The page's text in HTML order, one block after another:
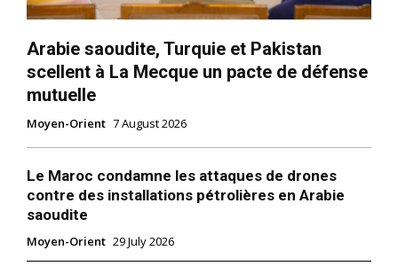
Related
Guerre contre l’Iran : Donald
sans conditions» du régime
6 March 2026
In "USA"
Iran : une explosion massive
blessés dans un port du sud
27 April 2025
Arabie saoudite, Turquie et Pakistan
scellent à La Mecque un pacte de défense
mutuelle
Moyen-Orient 7 August 2026
Le Maroc condamne les attaques de drones
contre des installations pétrolières en Arabie
saoudite
Moyen-Orient 29 July 2026